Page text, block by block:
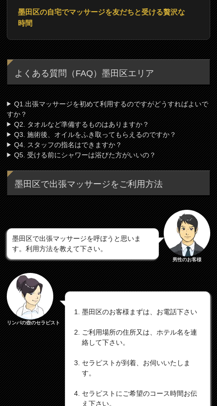
墨田区の自宅でマッサージを友だちと受ける贅沢な
時間
よくある質問（FAQ）墨田区エリア
Q1.出張マッサージを初めて利用するのですがどうすればよいで
すか？
Q2. タオルなど準備するものはありますか？
Q3. 施術後、オイルをふき取ってもらえるのですか？
Q4. スタッフの指名はできますか？
Q5. 受ける前にシャワーは浴びた方がいいの？
墨田区で出張マッサージをご利用方法
墨田区で出張マッサージを呼ぼうと思いま
す。利用方法を教えて下さい。
男性のお客様
リンパの壺のセラピスト
墨田区のお客様まずは、お電話下さい
ご利用場所の住所又は、ホテル名を連
絡して下さい。
セラピストが到着、お伺いいたしま
す。
セラピストにご希望のコース時間お伝
え下さい。